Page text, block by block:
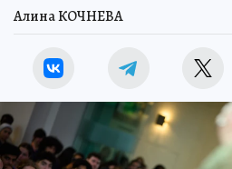
Алина КОЧНЕВА